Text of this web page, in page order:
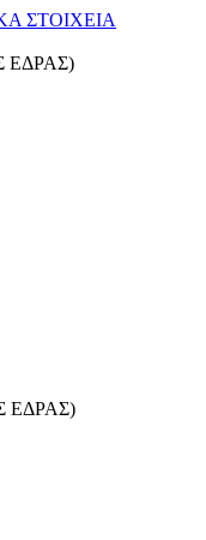
ΣΤΟΙΧΕΙΑ
ΕΔΡΑΣ)
ΕΔΡΑΣ)